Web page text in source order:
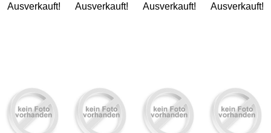
Ausverkauft!
Ausverkauft!
Ausverkauft!
Ausverkauft!